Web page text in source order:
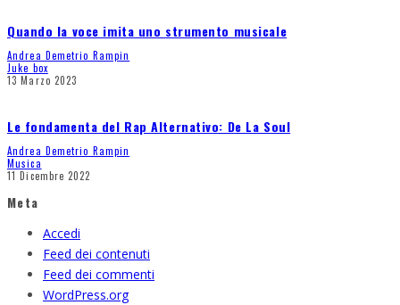
Quando la voce imita uno strumento musicale
Andrea Demetrio Rampin
Juke box
13 Marzo 2023
Le fondamenta del Rap Alternativo: De La Soul
Andrea Demetrio Rampin
Musica
11 Dicembre 2022
Meta
Accedi
Feed dei contenuti
Feed dei commenti
WordPress.org